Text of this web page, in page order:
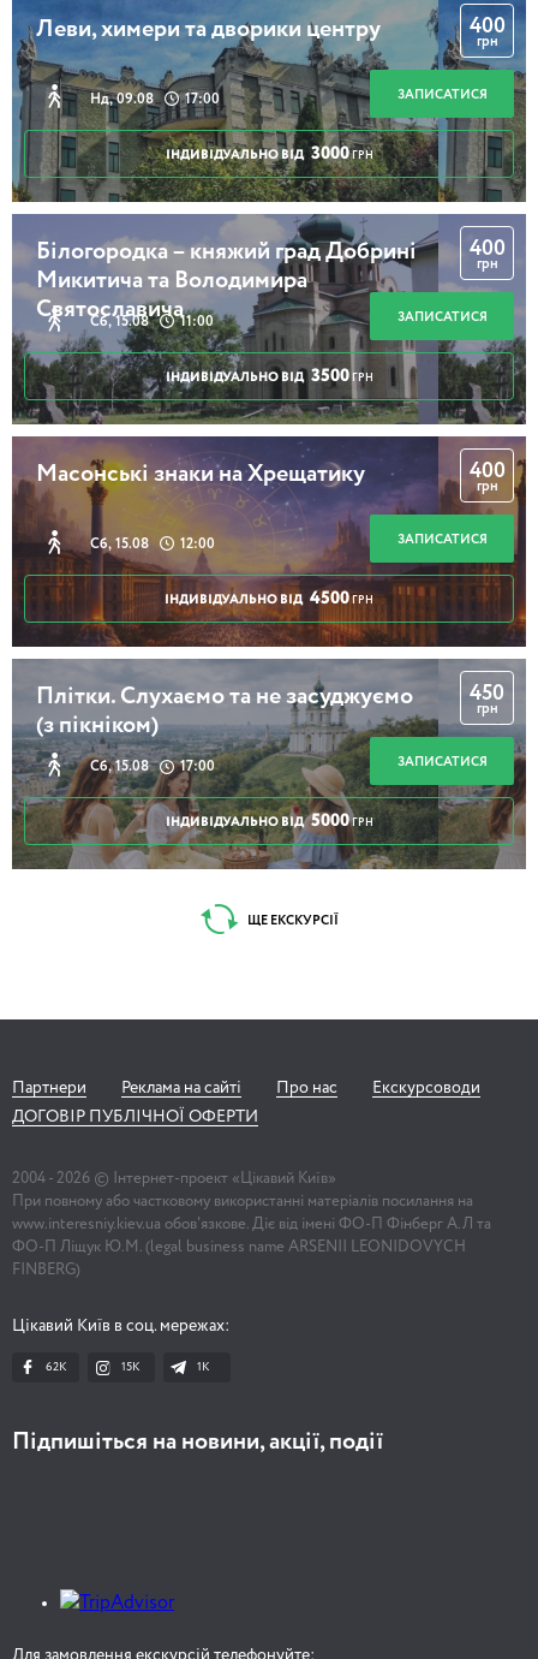
Леви, химери та дворики центру
Нд, 09.08 17:00
400
грн
ЗАПИСАТИСЯ
ІНДИВІДУАЛЬНО ВІД 3000 ГРН
Білогородка – княжий град Добрині
Микитича та Володимира
Святославича
Сб, 15.08 11:00
400
грн
ЗАПИСАТИСЯ
ІНДИВІДУАЛЬНО ВІД 3500 ГРН
Масонські знаки на Хрещатику
Сб, 15.08 12:00
400
грн
ЗАПИСАТИСЯ
ІНДИВІДУАЛЬНО ВІД 4500 ГРН
Плітки. Слухаємо та не засуджуємо
(з пікніком)
Сб, 15.08 17:00
450
грн
ЗАПИСАТИСЯ
ІНДИВІДУАЛЬНО ВІД 5000 ГРН
ЩЕ ЕКСКУРСІЇ
Партнери Реклама на сайті Про нас
Екскурсоводи
ДОГОВІР ПУБЛІЧНОЇ ОФЕРТИ
2004 - 2026 © Інтернет-проект «Цікавий Київ»
При повному або частковому використанні матеріалів посилання на
www.interesniy.kiev.ua обов'язкове. Діє від імені ФО-П Фінберг А.Л та
ФО-П Ліщук Ю.М. (legal business name ARSENII LEONIDOVYCH
FINBERG)
Цікавий Київ в соц. мережах:
62K 15K 1К
Підпишіться на новини, акції, події